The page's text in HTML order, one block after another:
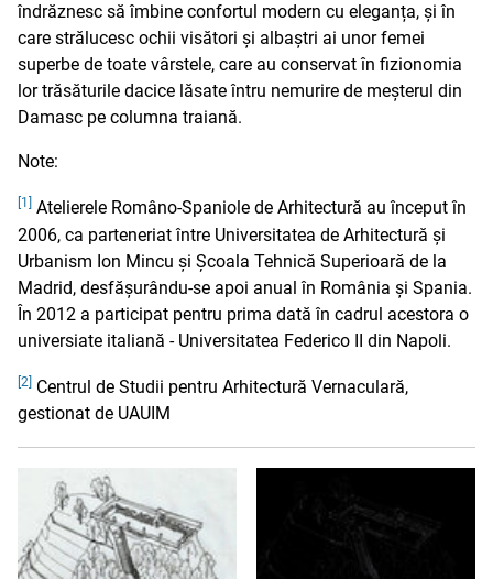
îndrăznesc să îmbine confortul modern cu eleganța, și în
care strălucesc ochii visători și albaștri ai unor femei
superbe de toate vârstele, care au conservat în fizionomia
lor trăsăturile dacice lăsate întru nemurire de meșterul din
Damasc pe columna traiană.
Note:
[1]
Atelierele Româno-Spaniole de Arhitectură au început în
2006, ca parteneriat între Universitatea de Arhitectură și
Urbanism Ion Mincu și Școala Tehnică Superioară de la
Madrid, desfășurându-se apoi anual în România și Spania.
În 2012 a participat pentru prima dată în cadrul acestora o
universiate italiană - Universitatea Federico II din Napoli.
[2] Centrul de Studii pentru Arhitectură Vernaculară,
gestionat de UAUIM